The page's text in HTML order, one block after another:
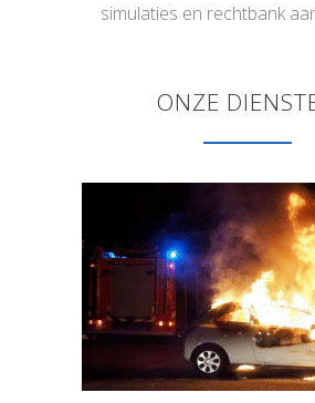
simulaties en rechtbank
ONZE